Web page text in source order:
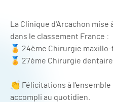
La Clinique d'Arcachon
dans le classement France :
🏅 24ème Chirurgie
🏅 27ème Chirurgie
👏 Félicitations à
accompli au quotidien.